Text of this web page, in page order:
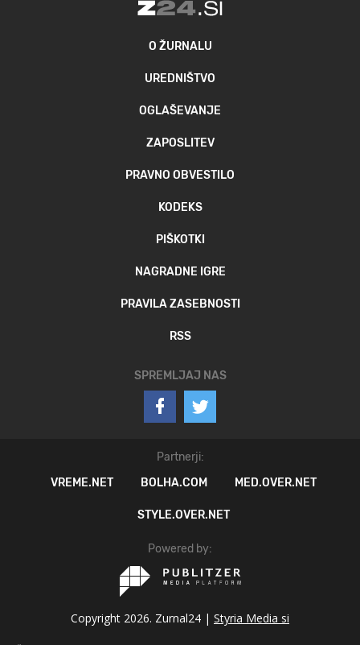
O ŽURNALU
UREDNIŠTVO
OGLAŠEVANJE
ZAPOSLITEV
PRAVNO OBVESTILO
KODEKS
PIŠKOTKI
NAGRADNE IGRE
PRAVILA ZASEBNOSTI
RSS
SPREMLJAJ NAS
Partnerji:
VREME.NET
BOLHA.COM MED.OVER.NET
STYLE.OVER.NET
Powered by:
Copyright 2026. Zurnal24 | Styria Media si